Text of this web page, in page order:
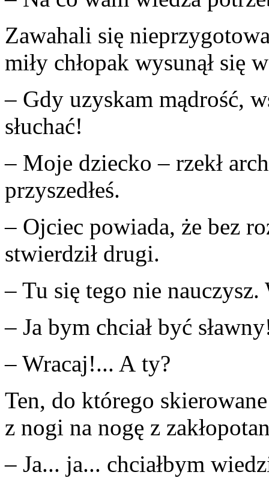
Zawahali się
miły chłopak wysunął się
– Gdy uzyskam mądrość,
słuchać!
– Moje dziecko – rzekł
przyszedłeś.
– Ojciec powiada, że bez
stwierdził drugi.
– Tu się tego nie nauczysz.
– Ja bym chciał być
– Wracaj!... A ty?
Ten, do którego
z nogi na nogę z
– Ja... ja... chciałbym